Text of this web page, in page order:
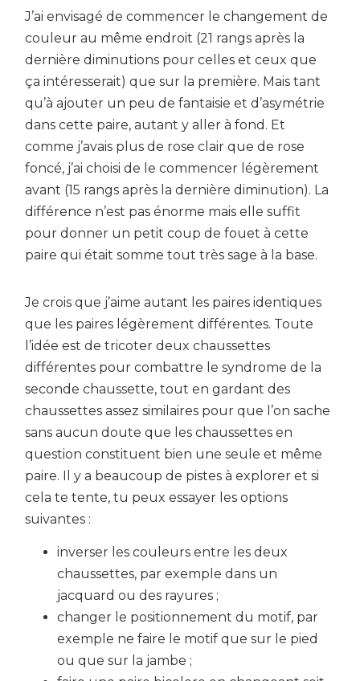
J’ai envisagé de commencer le changement de
couleur au même endroit (21 rangs après la
dernière diminutions pour celles et ceux que
ça intéresserait) que sur la première. Mais tant
qu’à ajouter un peu de fantaisie et d’asymétrie
dans cette paire, autant y aller à fond. Et
comme j’avais plus de rose clair que de rose
foncé, j’ai choisi de le commencer légèrement
avant (15 rangs après la dernière diminution). La
différence n’est pas énorme mais elle suffit
pour donner un petit coup de fouet à cette
paire qui était somme tout très sage à la base.
Je crois que j’aime autant les paires identiques
que les paires légèrement différentes. Toute
l’idée est de tricoter deux chaussettes
différentes pour combattre le syndrome de la
seconde chaussette, tout en gardant des
chaussettes assez similaires pour que l’on sache
sans aucun doute que les chaussettes en
question constituent bien une seule et même
paire. Il y a beaucoup de pistes à explorer et si
cela te tente, tu peux essayer les options
suivantes :
inverser les couleurs entre les deux
chaussettes, par exemple dans un
jacquard ou des rayures ;
changer le positionnement du motif, par
exemple ne faire le motif que sur le pied
ou que sur la jambe ;